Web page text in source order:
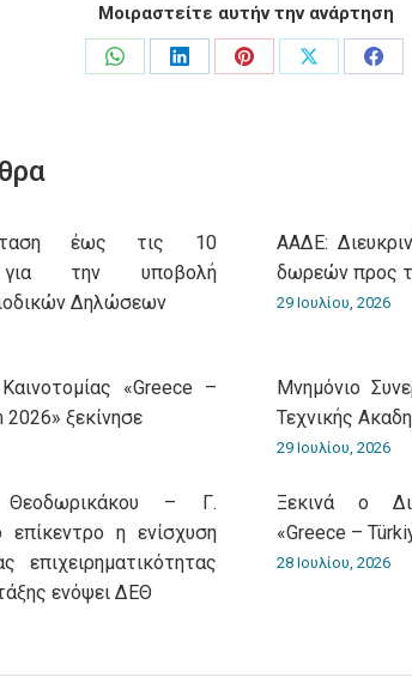
Μοιραστείτε αυτήν την ανάρτηση
Share
Share
Share
Share
Share
έως τις 10
για την υποβολή
Δηλώσεων
ΑΑΔΕ:
δωρεών προς
29 Ιουλίου, 2026
«Greece –
2026» ξεκίνησε
Μνημόνιο
Τεχνικής
29 Ιουλίου, 2026
– Γ.
η ενίσχυση
επιχειρηματικότητας
ενόψει ΔΕΘ
Ξεκινά ο
«Greece –
28 Ιουλίου, 2026